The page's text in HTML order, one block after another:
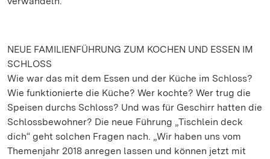
NEUE FAMILIENFÜHRUNG ZUM KOCHEN UND ESSEN IM
SCHLOSS
Wie war das mit dem Essen und der Küche im Schloss?
Wie funktionierte die Küche? Wer kochte? Wer trug die
Speisen durchs Schloss? Und was für Geschirr hatten die
Schlossbewohner? Die neue Führung „Tischlein deck
dich“ geht solchen Fragen nach. „Wir haben uns vom
Themenjahr 2018 anregen lassen und können jetzt mit